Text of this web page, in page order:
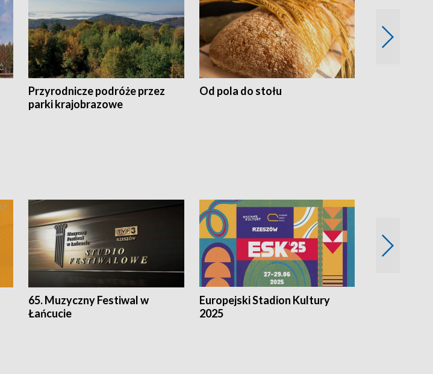
Przyrodnicze podróże przez
parki krajobrazowe
Od pola do stołu
65. Muzyczny Festiwal w
Łańcucie
Europejski Stadion Kultury
2025